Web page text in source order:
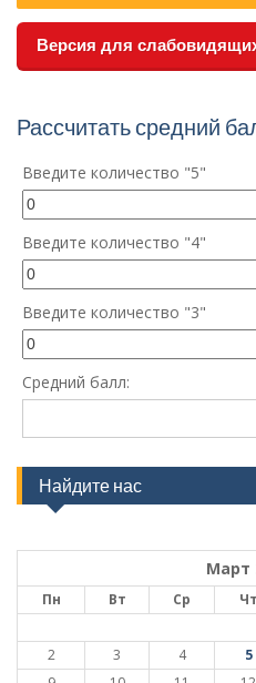
Версия для
Рассчитать средний
Введите количество "5"
Введите количество "4"
Введите количество "3"
Средний балл:
Найдите нас
Март
Пн Вт Ср Чт
2
3 4 5